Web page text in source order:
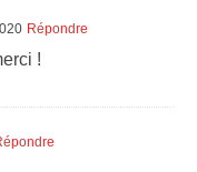
Répondre
!